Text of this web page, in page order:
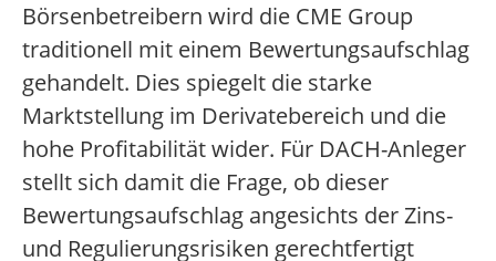
Börsenbetreibern wird die CME Group
traditionell mit einem Bewertungsaufschlag
gehandelt. Dies spiegelt die starke
Marktstellung im Derivatebereich und die
hohe Profitabilität wider. Für DACH-Anleger
stellt sich damit die Frage, ob dieser
Bewertungsaufschlag angesichts der Zins-
und Regulierungsrisiken gerechtfertigt